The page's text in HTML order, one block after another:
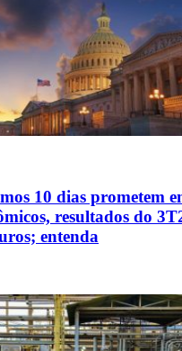
10 dias prometem
resultados do
entenda